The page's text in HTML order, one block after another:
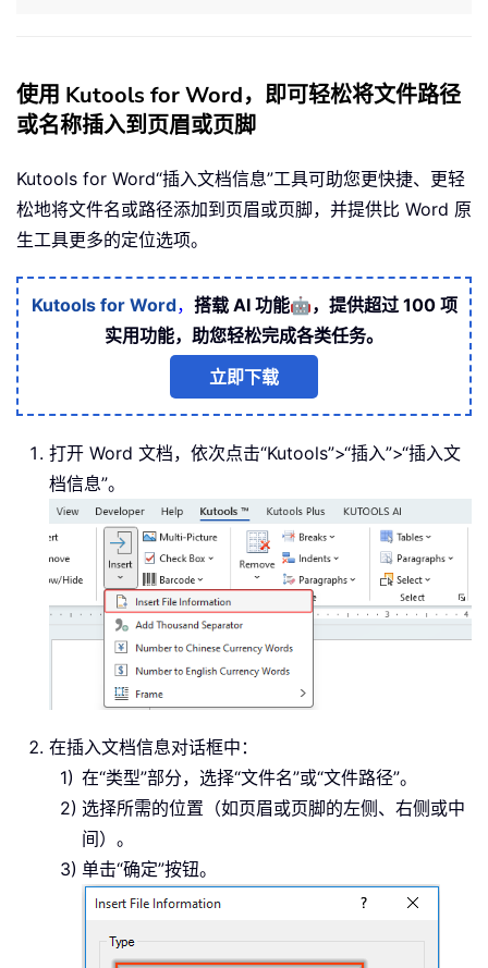
使用 Kutools for Word，即可轻松将文件路径
或名称插入到页眉或页脚
Kutools for Word“插入文档信息”工具可助您更快捷、更轻
松地将文件名或路径添加到页眉或页脚，并提供比 Word 原
生工具更多的定位选项。
Kutools for Word， 搭载 AI 功能🤖，提供超过 100 项
实用功能，助您轻松完成各类任务。
立即下载
打开 Word 文档，依次点击“Kutools”>“插入”>“插入文
档信息”。
在插入文档信息对话框中：
在“类型”部分，选择“文件名”或“文件路径”。
选择所需的位置（如页眉或页脚的左侧、右侧或中
间）。
单击“确定”按钮。